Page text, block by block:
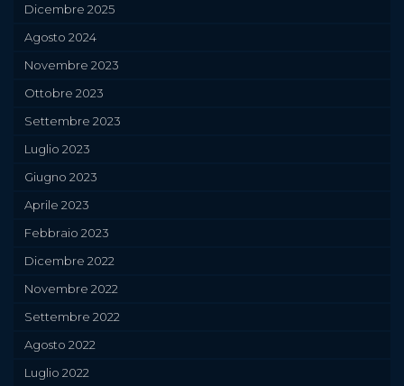
Dicembre 2025
Agosto 2024
Novembre 2023
Ottobre 2023
Settembre 2023
Luglio 2023
Giugno 2023
Aprile 2023
Febbraio 2023
Dicembre 2022
Novembre 2022
Settembre 2022
Agosto 2022
Luglio 2022